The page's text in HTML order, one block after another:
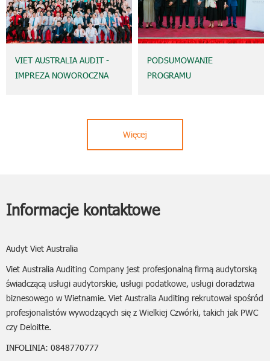
VIET AUSTRALIA AUDIT -
IMPREZA NOWOROCZNA
PODSUMOWANIE
PROGRAMU
REŻIMU RACHUNKOWOŚCI
ZGODNIE Z OKÓLNIKIEM
Więcej
Informacje kontaktowe
Audyt Viet Australia
Viet Australia Auditing Company jest profesjonalną firmą audytorską
świadczącą usługi audytorskie, usługi podatkowe, usługi doradztwa
biznesowego w Wietnamie. Viet Australia Auditing rekrutował spośród
profesjonalistów wywodzących się z Wielkiej Czwórki, takich jak PWC
czy Deloitte.
INFOLINIA: 0848770777